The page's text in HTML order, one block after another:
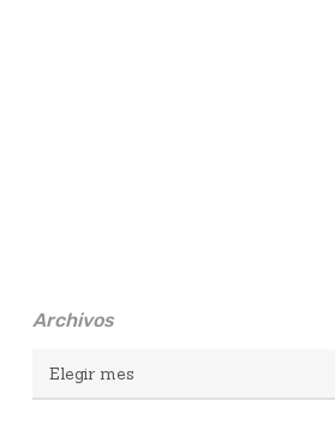
Archivos
Archivos